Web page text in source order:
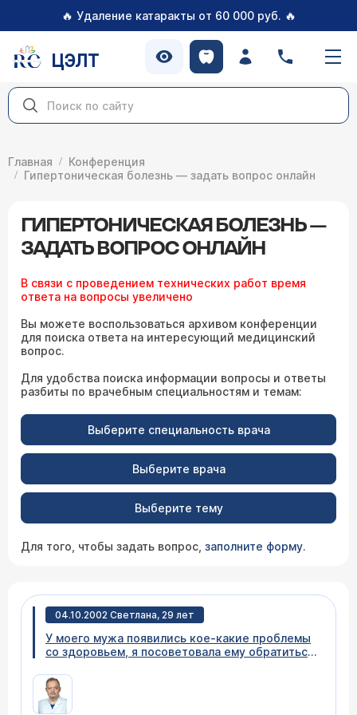
🔥 Удаление катаракты от 60 000 руб. 🔥
ЦЭЛТ
Главная
Конференция
Гипертоническая болезнь — задать вопрос онлайн
ГИПЕРТОНИЧЕСКАЯ БОЛЕЗНЬ —
ЗАДАТЬ ВОПРОС ОНЛАЙН
В связи с проведением технических работ время
ответа на вопросы увеличено
Вы можете воспользоваться архивом конференции
для поиска ответа на интересующий медицинский
вопрос.
Для удобства поиска информации вопросы и ответы
разбиты по врачебным специальностям и темам:
Выберите специальность врача
Выберите врача
Выберите тему
Для того, чтобы задать вопрос, заполните форму.
04.10.2002 Светлана, 29 лет
У моего мужа появились кое-какие проблемы
со здоровьем, я посоветовала ему обратиться
получить ответы на несколько
предварительных вопросов. Проблема в
следующем: мой муж (33 года) в последние 3-